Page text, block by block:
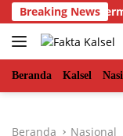
Langsung
ke
konten
Breaking News
Sumatra di
Beranda Kalsel
Beranda Nasional